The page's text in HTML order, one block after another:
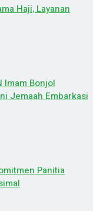
Haji, Layanan
Imam Bonjol
Jemaah Embarkasi
Panitia